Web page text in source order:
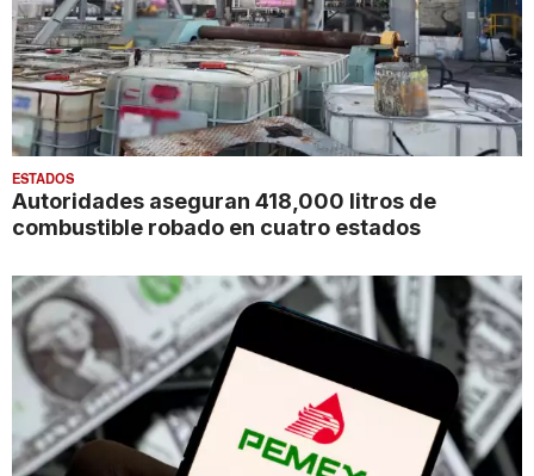
ESTADOS
Autoridades aseguran 418,000 litros de
combustible robado en cuatro estados